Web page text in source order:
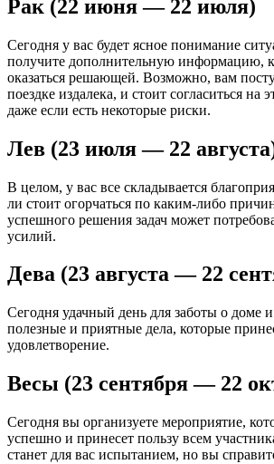
Рак (22 июня — 22 июля)
Сегодня у вас будет ясное понимание
получите дополнительную информацию,
оказаться решающей. Возможно, вам
поездке издалека, и стоит согласиться на
даже если есть некоторые риски.
Лев (23 июля — 22
В целом, у вас все складывается
ли стоит огорчаться по каким-либо
успешного решения задач может
усилий.
Дева (23 августа — 22
Сегодня удачный день для заботы о доме
полезные и приятные дела, которые
удовлетворение.
Весы (23 сентября — 22
Сегодня вы организуете мероприятие,
успешно и принесет пользу всем
станет для вас испытанием, но вы